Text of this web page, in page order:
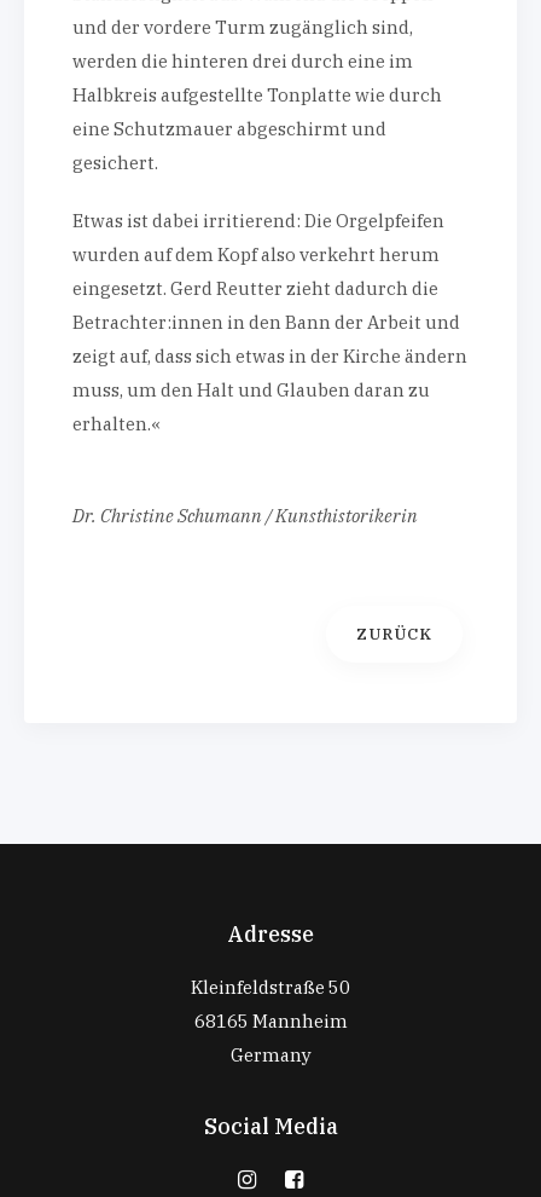
und der vordere Turm zugänglich sind,
werden die hinteren drei durch eine im
Halbkreis aufgestellte Tonplatte wie durch
eine Schutzmauer abgeschirmt und
gesichert.
Etwas ist dabei irritierend: Die Orgelpfeifen
wurden auf dem Kopf also verkehrt herum
eingesetzt. Gerd Reutter zieht dadurch die
Betrachter:innen in den Bann der Arbeit und
zeigt auf, dass sich etwas in der Kirche ändern
muss, um den Halt und Glauben daran zu
erhalten.«
Dr. Christine Schumann / Kunsthistorikerin
ZURÜCK
Adresse
Kleinfeldstraße 50
68165 Mannheim
Germany
Social Media